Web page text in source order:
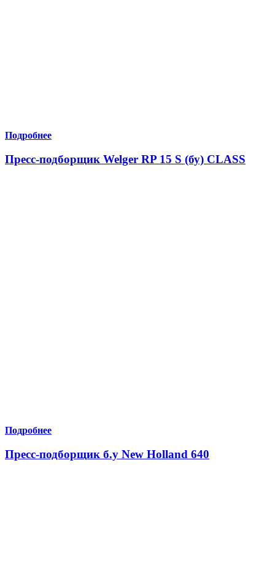
Подробнее
Пресс-подборщик Welger RP 15 S (бу) CLASS
Подробнее
Пресс-подборщик б.у New Holland 640